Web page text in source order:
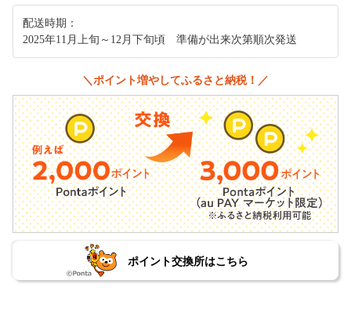
配送時期：
2025年11月上旬～12月下旬頃 準備が出来次第順次発送
＼ポイント増やしてふるさと納税！／
ポイント交換所はこちら